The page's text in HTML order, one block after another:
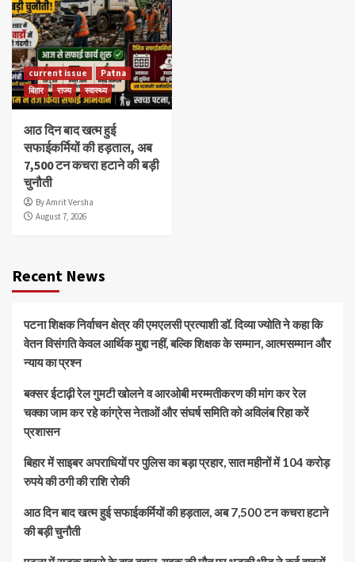
current issue
Patna
बिहार
राज्य स्वास्थ्य
आठ दिन बाद खत्म हुई
सफाईकर्मियों की हड़ताल, अब
7,500 टन कचरा हटाने की बड़ी
चुनौती
By Amrit Versha
August 7, 2026
Recent News
पटना शिक्षक निर्वाचन क्षेत्र की एमएलसी प्रत्याशी डॉ. दिव्या ज्योति ने कहा कि
वेतन विसंगति केवल आर्थिक मुद्दा नहीं, बल्कि शिक्षक के सम्मान, आत्मसम्मान और
न्याय का प्रश्न
बक्सर ईटाढ़ी रेल गुमटी खोलने व आरओबी मरम्मतीकरण की मांग कर रेल
चक्का जाम कर रहे कांग्रेस नेताओं और संघर्ष समिति को अविलंब रिहा करें
प्रशासन
बिहार में साइबर अपराधियों पर पुलिस का बड़ा प्रहार, सात महीनों में 104 करोड़
रुपये की ठगी की राशि रोकी
आठ दिन बाद खत्म हुई सफाईकर्मियों की हड़ताल, अब 7,500 टन कचरा हटाने
की बड़ी चुनौती